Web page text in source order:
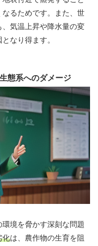
るためです。また、世
、気温上昇や降水量の変
なり得ます。
態系へのダメージ
境を脅かす深刻な問題
化は、農作物の生育を阻